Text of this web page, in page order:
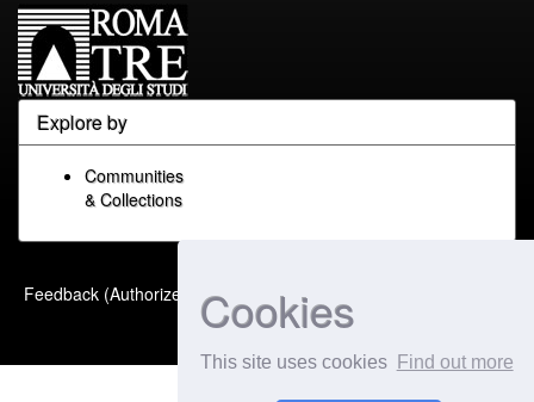
Cookies
This site uses cookies Find out more
Explore by
Communities
& Collections
Feedback (Authorized Only)
Extension maintained and